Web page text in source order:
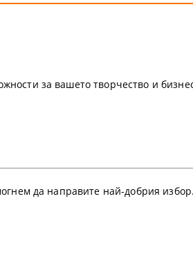
за вашето творчество и
да направите най-добрия